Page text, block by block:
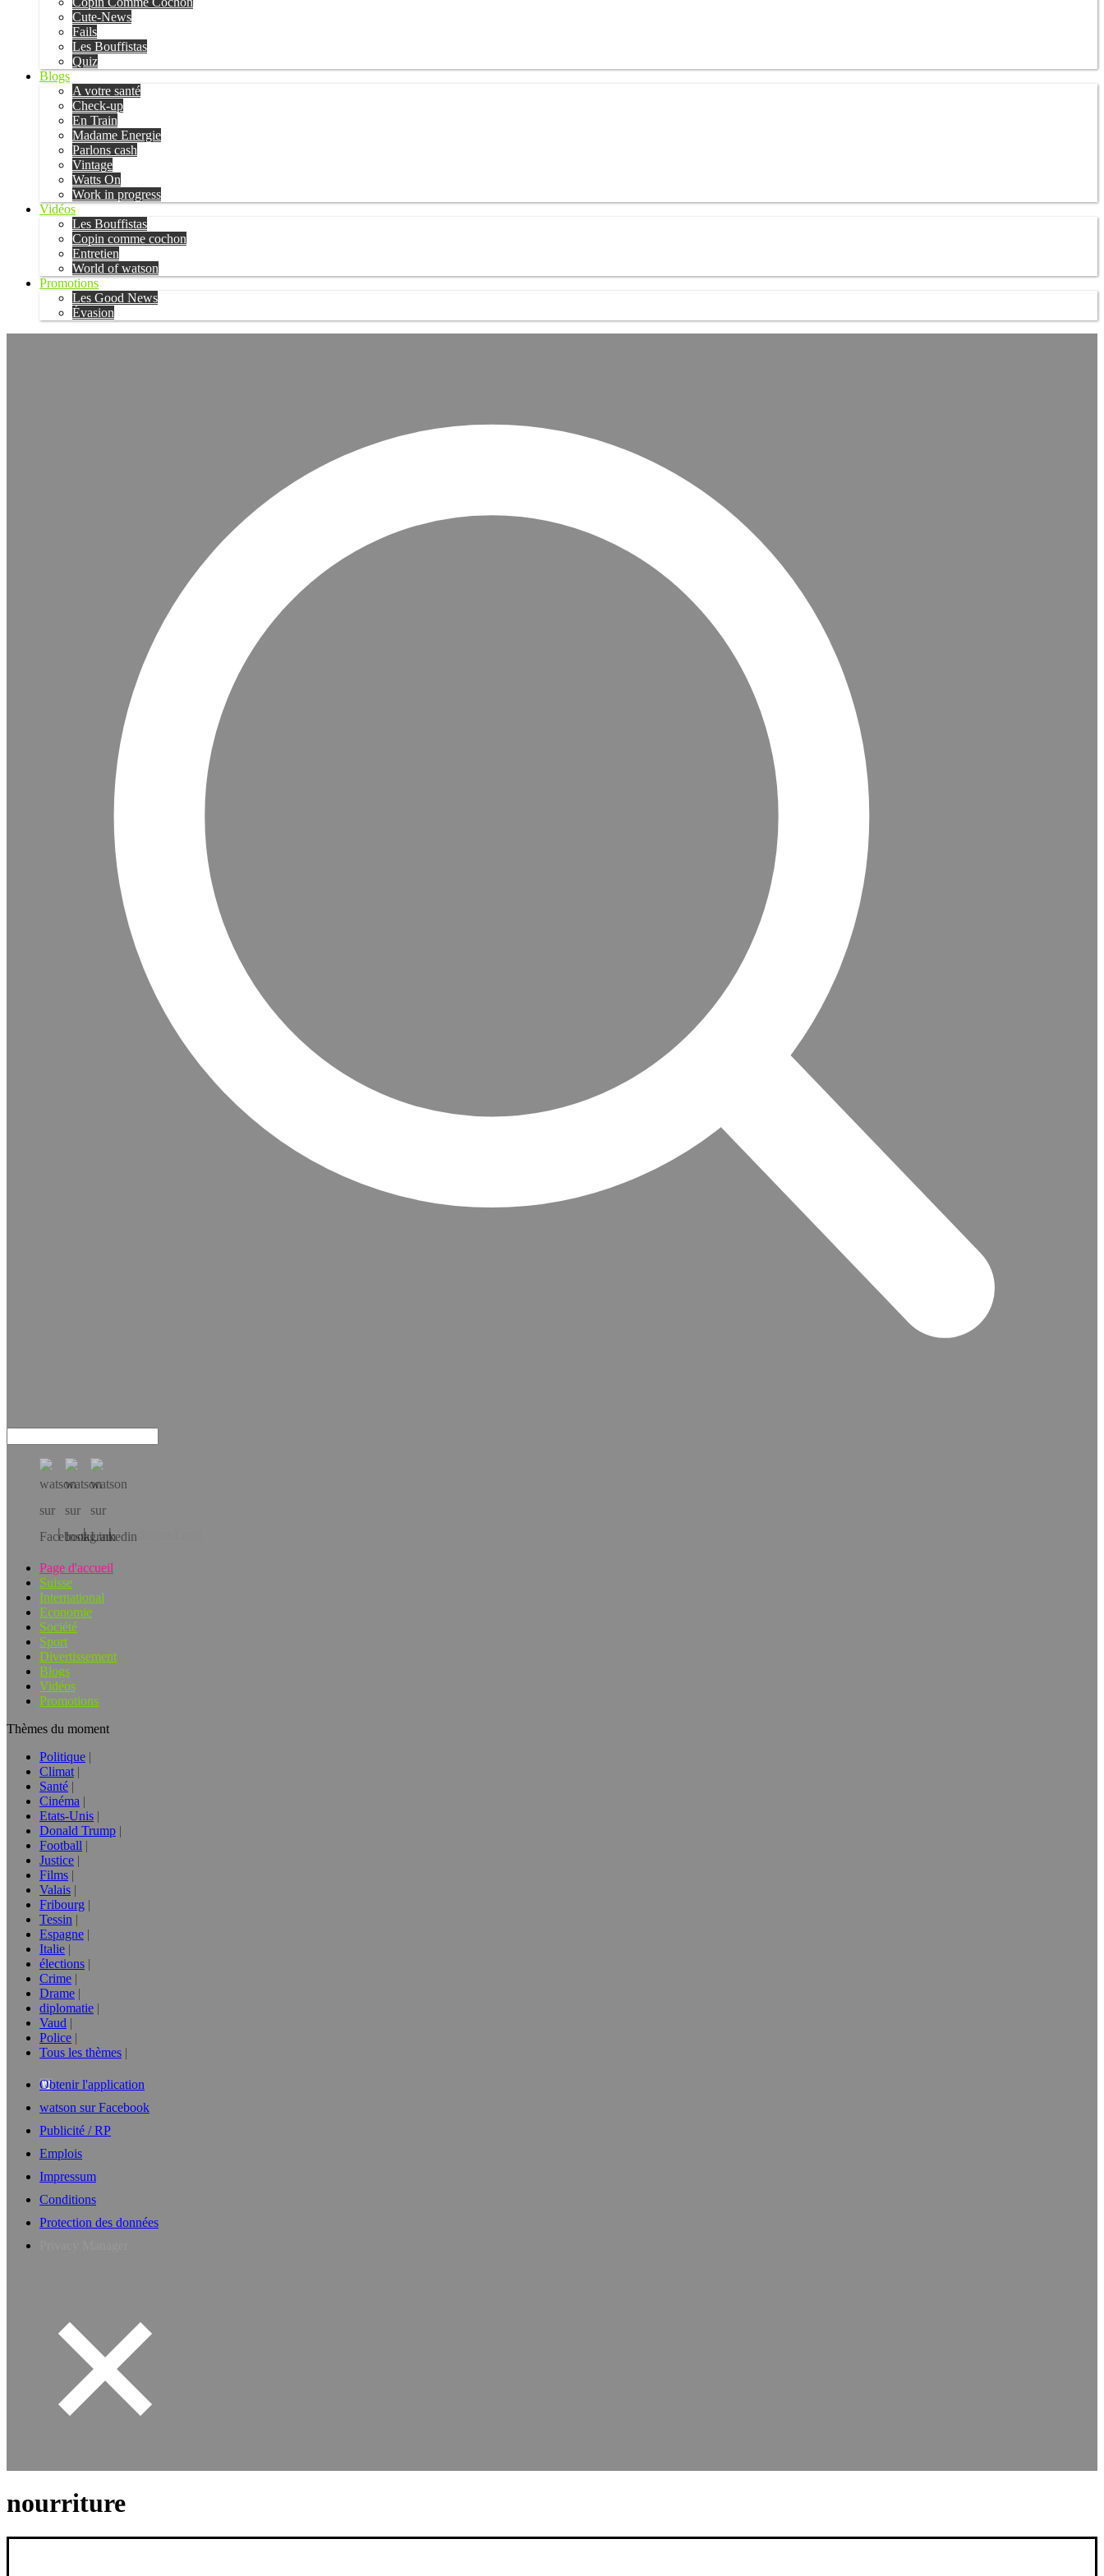
Cute-News
Fails
Les Bouffistas
Quiz
Blogs
A votre santé
Check-up
En Train
Madame Energie
Parlons cash
Vintage
Watts On
Work in progress
Vidéos
Les Bouffistas
Copin comme cochon
Entretien
World of watson
Promotions
Les Good News
Évasion
Téléchargez l’app!
Page d'accueil
Suisse
International
Economie
Société
Sport
Divertissement
Blogs
Vidéos
Promotions
Thèmes du moment
Politique
Climat
Santé
Cinéma
Etats-Unis
Donald Trump
Football
Justice
Films
Valais
Fribourg
Tessin
Espagne
Italie
élections
Crime
Drame
diplomatie
Vaud
Police
Tous les thèmes
Obtenir l'application
watson sur Facebook
Publicité / RP
Emplois
Impressum
Conditions
Protection des données
nourriture